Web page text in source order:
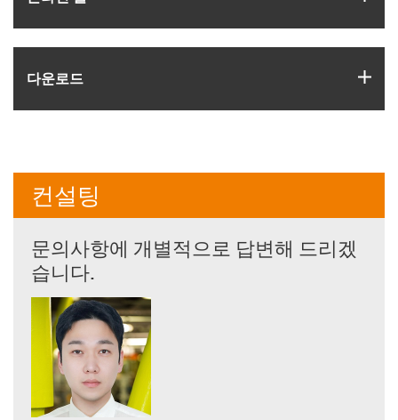
다운로드
컨설팅
문의사항에 개별적으로 답변해 드리겠
습니다.